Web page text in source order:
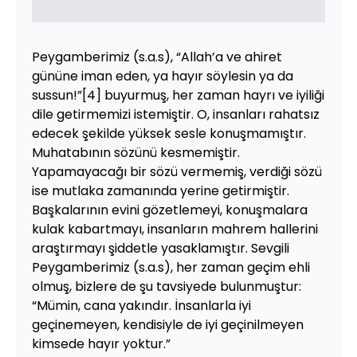
Peygamberimiz (s.a.s), “Allah’a ve ahiret
gününe iman eden, ya hayır söylesin ya da
sussun!”[4] buyurmuş, her zaman hayrı ve iyiliği
dile getirmemizi istemiştir. O, insanları rahatsız
edecek şekilde yüksek sesle konuşmamıştır.
Muhatabının sözünü kesmemiştir.
Yapamayacağı bir sözü vermemiş, verdiği sözü
ise mutlaka zamanında yerine getirmiştir.
Başkalarının evini gözetlemeyi, konuşmalara
kulak kabartmayı, insanların mahrem hallerini
araştırmayı şiddetle yasaklamıştır. Sevgili
Peygamberimiz (s.a.s), her zaman geçim ehli
olmuş, bizlere de şu tavsiyede bulunmuştur:
“Mümin, cana yakındır. İnsanlarla iyi
geçinemeyen, kendisiyle de iyi geçinilmeyen
kimsede hayır yoktur.”